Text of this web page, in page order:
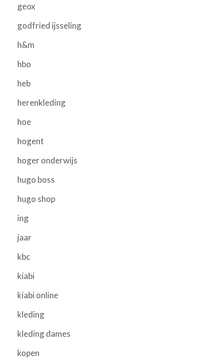
geox
godfried ijsseling
h&m
hbo
heb
herenkleding
hoe
hogent
hoger onderwijs
hugo boss
hugo shop
ing
jaar
kbc
kiabi
kiabi online
kleding
kleding dames
kopen